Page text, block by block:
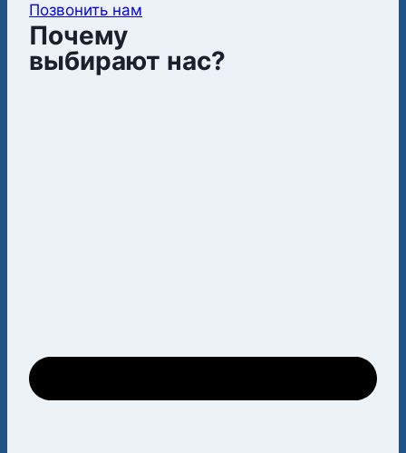
Позвонить нам
Почему
выбирают нас?